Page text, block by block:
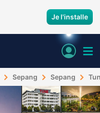
Je l'installe
Sepang Sepang